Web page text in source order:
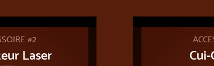
#2
Laser